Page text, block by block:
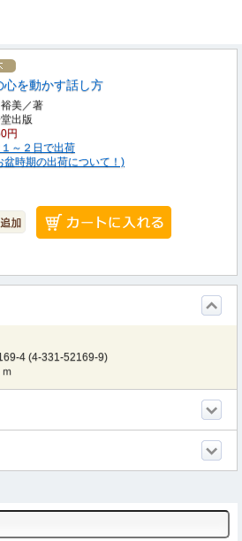
心を動かす話し方
美／著
出版
円
～２日で出荷
盆時期の出荷について！)
4 (4-331-52169-9)